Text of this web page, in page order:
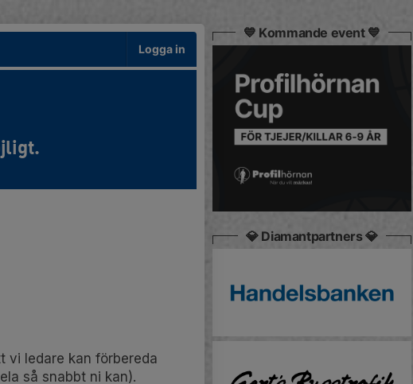
Logga in
vi ledare kan förbereda
så snabbt ni kan).
💙 Kommande event 💙
💎 Diamantpartners 💎